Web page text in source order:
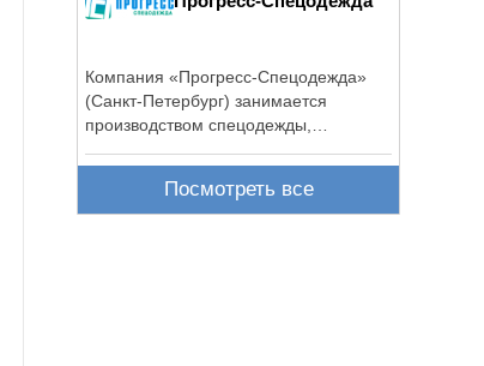
Компания «Прогресс-Спецодежда»
(Санкт-Петербург) занимается
производством спецодежды,
Посмотреть все